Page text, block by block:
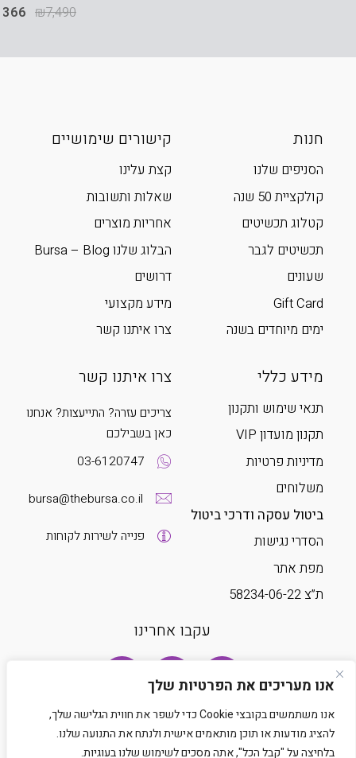
אנו מעריכים את הפרטיות שלך
אנו משתמשים בקובצי Cookie כדי לשפר את חווית הגלישה שלך,
להציג מודעות או תוכן מותאמים אישית ולנתח את התנועה שלנו.
בלחיצה על "קבל הכל", אתה מסכים לשימוש שלנו בעוגיות.
₪7,490
חנות
הסניפים שלנו
קולקציית 50 שנה
קטלוג תכשיטים
תכשיטים לגבר
שעונים
Gift Card
ימים מיוחדים בשנה
קישורים שימושיים
קצת עלינו
שאלות ותשובות
אחריות מוצרים
הבלוג שלנו Bursa – Blog
דרושים
מידע מקצועי
צרו איתנו קשר
מידע כללי
תנאי שימוש ותקנון
תקנון מועדון VIP
מדיניות פרטיות
משלוחים
ביטול עסקה ודרכי ביטול
הסדרי נגישות
מפת אתר
ת”צ 58234-06-22
צרו איתנו קשר
צריכים עזרה? התייעצות? אנחנו
כאן בשבילכם
03-6120747
bursa@thebursa.co.il
פנייה לשירות לקוחות
עקבו אחרינו